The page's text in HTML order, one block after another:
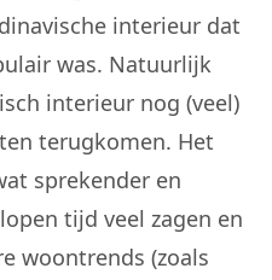
interieur dat
was. Natuurlijk
interieur nog (veel)
terugkomen. Het
sprekender en
tijd veel zagen en
woontrends (zoals